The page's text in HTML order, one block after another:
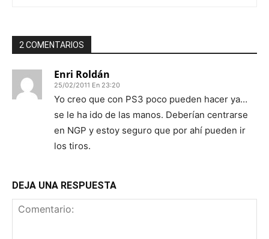
2 COMENTARIOS
Enri Roldán
25/02/2011 En 23:20
Yo creo que con PS3 poco pueden hacer ya…
se le ha ido de las manos. Deberían centrarse
en NGP y estoy seguro que por ahí pueden ir
los tiros.
DEJA UNA RESPUESTA